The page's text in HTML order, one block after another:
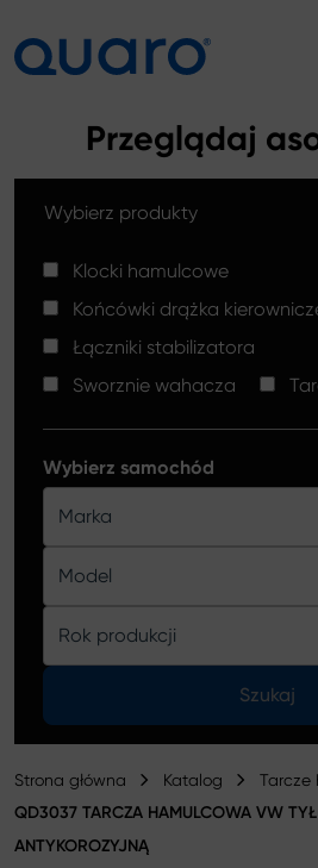
Klocki hamulcowe
Tarcze hamulcowe High Carbon
Końcówki drążków kierowniczych
Klocki hamulcowe Silver Ceramic
Katalog
Aktualności
Gdzie kupić
Kontakt
Przeglądaj
Wybierz produkty
Klocki hamulcowe
Końcówki drążka
Łączniki stabilizatora
Sworznie wahacza
Wybierz samochód
Marka
Model
Rok produkcji
Szukaj
Strona główna Katalog Tarcze
QD3037 TARCZA HAMULCOWA VW
ANTYKOROZYJNĄ